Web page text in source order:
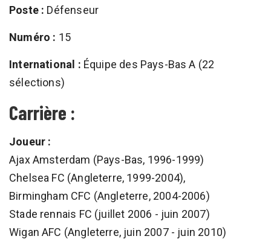
Poste : Défenseur
Numéro : 15
International : Équipe des Pays-Bas A (22
sélections)
Carrière :
Joueur :
Ajax Amsterdam (Pays-Bas, 1996-1999)
Chelsea FC (Angleterre, 1999-2004),
Birmingham CFC (Angleterre, 2004-2006)
Stade rennais FC (juillet 2006 - juin 2007)
Wigan AFC (Angleterre, juin 2007 - juin 2010)